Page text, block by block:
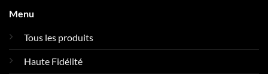
Menu
Tous les produits
Haute Fidélité